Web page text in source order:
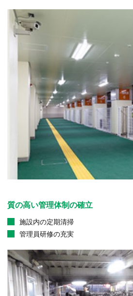
質の高い管理体制の確立
施設内の定期清掃
管理員研修の充実